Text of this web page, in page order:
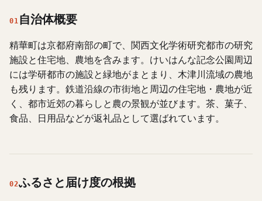
01 自治体概要
精華町は京都府南部の町で、関西文化学術研究都市の研究
施設と住宅地、農地を含みます。けいはんな記念公園周辺
には学研都市の施設と緑地がまとまり、木津川流域の農地
も残ります。鉄道沿線の市街地と周辺の住宅地・農地が近
く、都市近郊の暮らしと農の景観が並びます。茶、菓子、
食品、日用品などが返礼品として選ばれています。
02ふるさと届け度の根拠